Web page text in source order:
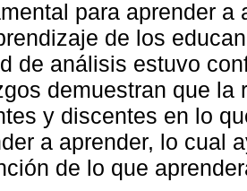
para aprender
de los
de análisis estuvo
demuestran que la
y discentes en lo
a aprender, lo cual
de lo que